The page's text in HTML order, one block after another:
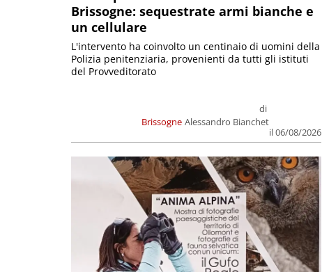
Brissogne: sequestrate armi bianche e
un cellulare
Brissogne
di
Alessandro Bianchet
il 06/08/2026
L'intervento ha coinvolto un centinaio di uomini della
Polizia penitenziaria, provenienti da tutti gli istituti
del Provveditorato